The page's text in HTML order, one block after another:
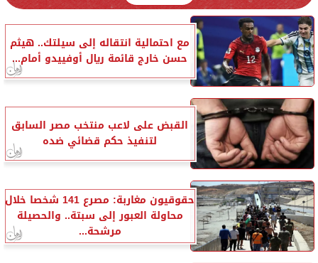
مع احتمالية انتقاله إلى سيلتك.. هيثم
حسن خارج قائمة ريال أوفييدو أمام...
القبض على لاعب منتخب مصر السابق
لتنفيذ حكم قضائي ضده
حقوقيون مغاربة: مصرع 141 شخصا خلال
محاولة العبور إلى سبتة.. والحصيلة
مرشحة...